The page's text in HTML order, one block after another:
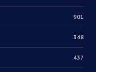
901
348
437